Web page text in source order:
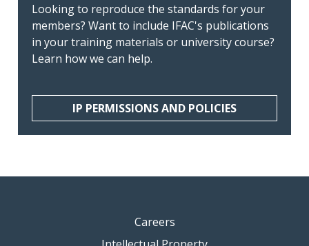
Looking to reproduce the standards for your
members? Want to include IFAC's publications
in your training materials or university course?
Learn how we can help.
IP PERMISSIONS AND POLICIES
Careers